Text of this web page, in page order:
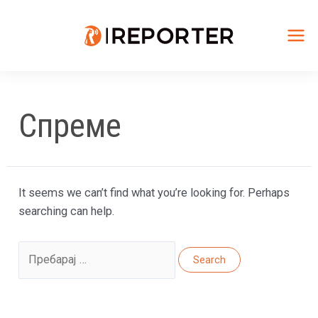
Спреме
It seems we can’t find what you’re looking for. Perhaps
searching can help.